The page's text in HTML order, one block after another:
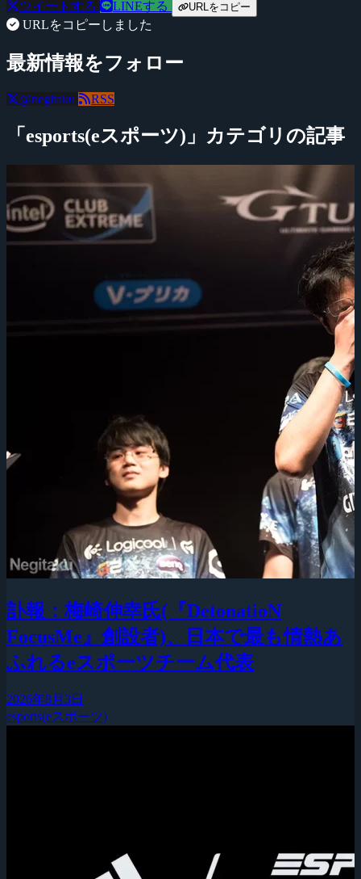
ツイートする LINEする URLをコピー
URLをコピーしました
最新情報をフォロー
@negitaku RSS
「esports(eスポーツ)」カテゴリの記事
訃報：梅崎伸幸氏(『DetonatioN
FocusMe』創設者)、日本で最も情熱あ
ふれるeスポーツチーム代表
2026年8月3日
esports(eスポーツ)